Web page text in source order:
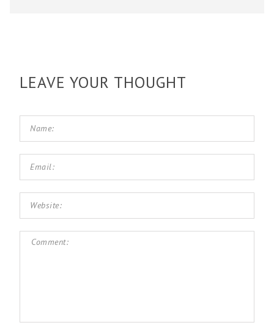
LEAVE YOUR THOUGHT